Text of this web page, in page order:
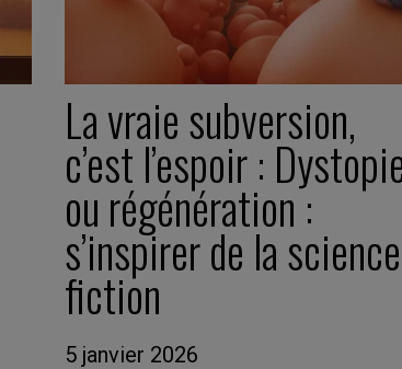
La vraie subversion,
c’est l’espoir :
ou régénération :
s’inspirer de la
fiction
5 janvier 2026